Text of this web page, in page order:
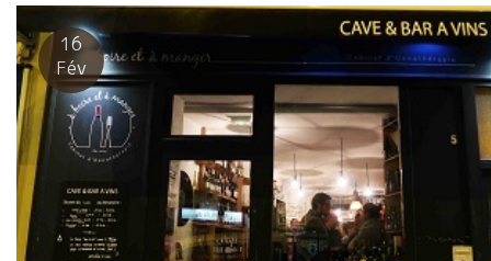
ォーを開ける。 ジワジワと焼けてくるお好み焼きにクリストフ・
ヌーヴォーを合わせる。 日常あまり逢えない“志”の共通
な仲間とやるこんなひと時は人生上の特別な一幕。有難う梶さ
ん！ 屋形船で東京の日常を離れて、夜景になった雑踏を眺めなが
らヌーヴォーを楽しむのもいいもですよ！！
16
Fév